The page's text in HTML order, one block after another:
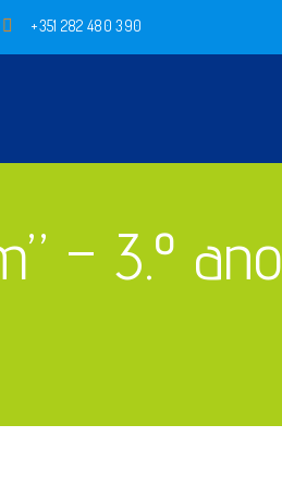
+351 282 480 390
– 3.º ano